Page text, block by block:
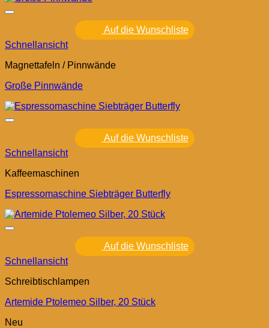
Auf die Wunschliste
Schnellansicht
Magnettafeln / Pinnwände
Große Pinnwände
Auf die Wunschliste
Schnellansicht
Kaffeemaschinen
Espressomaschine Siebträger Butterfly
Auf die Wunschliste
Schnellansicht
Schreibtischlampen
Artemide Ptolemeo Silber, 20 Stück
Neu